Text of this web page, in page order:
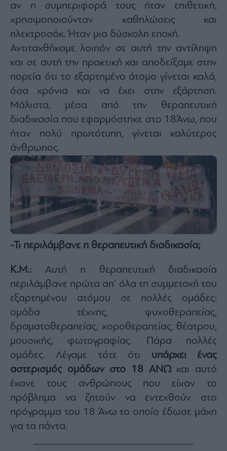
αν η συμπεριφορά τους ήταν επιθετική,
χρησιμοποιούνταν καθηλώσεις και
ηλεκτροσόκ. Ήταν μια δύσκολη εποχή.
Αντιταχθήκαμε λοιπόν σε αυτή την αντίληψη
και σε αυτή την πρακτική και αποδείξαμε στην
πορεία ότι το εξαρτημένο άτομο γίνεται καλά,
όσα χρόνια και να έχει στην εξάρτηση.
Μάλιστα, μέσα από την θεραπευτική
διαδικασία που εφαρμόστηκε στο 18Άνω, που
ήταν πολύ πρωτότυπη, γίνεται καλύτερος
άνθρωπος.
-Τι περιλάμβανε η θεραπευτική διαδικασία;
Κ.Μ.: Αυτή η θεραπευτική διαδικασία
περιλάμβανε πρώτα απ’ όλα τη συμμετοχή του
εξαρτημένου ατόμου σε πολλές ομάδες:
ομάδα τέχνης, ψυχοθεραπείας,
δραματοθεραπείας, χοροθεραπείας, θέατρου,
μουσικής, φωτογραφίας. Πάρα πολλές
ομάδες. Λέγαμε τότε ότι υπάρχει ένας
αστερισμός ομάδων στο 18 ΑΝΩ και αυτό
έκανε τους ανθρώπους που είχαν το
πρόβλημα να ζητούν να εντεχθούν στο
πρόγραμμα του 18 Άνω το οποίο έδωσε μάχη
για τα πάντα.